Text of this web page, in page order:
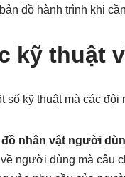
đồ hành trình khi
kỹ thuật
số kỹ thuật mà các
nhân vật người
người dùng mà câu